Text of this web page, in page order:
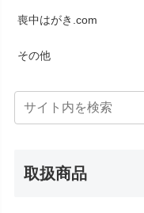
喪中はがき.com
その他
取扱商品